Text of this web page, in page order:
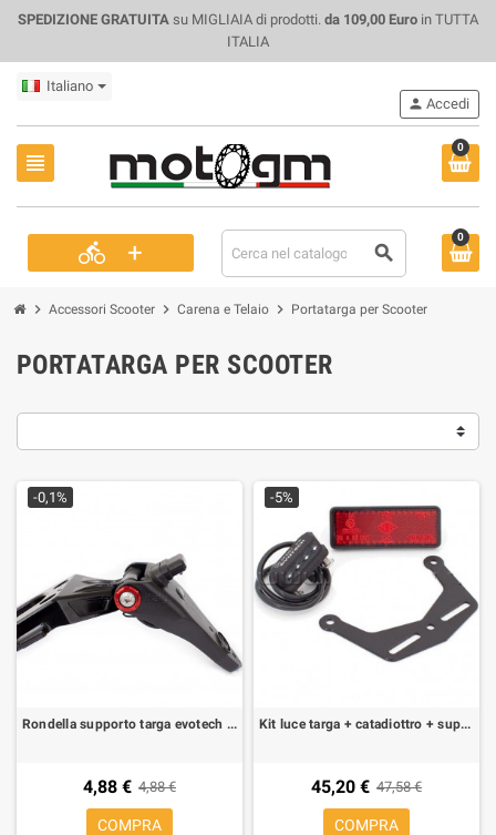
SPEDIZIONE GRATUITA su MIGLIAIA di prodotti. da 109,00 Euro in TUTTA
ITALIA
Italiano
view_headline
0
directions_bike + search
person Accedi
0
chevron_right Accessori Scooter chevron_right Carena e Telaio chevron_right Portatarga per Scooter
PORTATARGA PER SCOOTER
-0,1%
Rondella supporto targa evotech 1 pezzo
4,88 € 4,88 €
COMPRA
-5%
Kit luce targa + catadiottro + supporto per portatarga Evotech
45,20 € 47,58 €
COMPRA